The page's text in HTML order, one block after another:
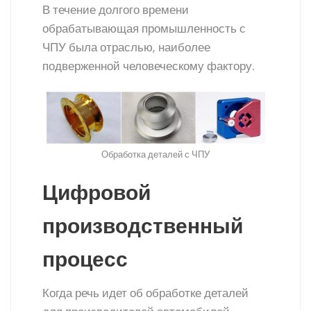
В течение долгого времени
обрабатывающая промышленность с
ЧПУ была отраслью, наиболее
подверженной человеческому фактору.
Обработка деталей с ЧПУ
Цифровой
производственный
процесс
Когда речь идет об обработке деталей